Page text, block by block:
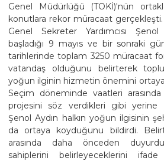
Genel Müdürlüğü (TOKİ)'nün
konutlara rekor müracaat
Genel Sekreter Yardımcısı Şenol
başladığı 9 mayıs ve bir sonraki
tarihlerinde toplam 3250 müracaat
vatandaş olduğunu belirterek
yoğun ilginin hizmetin önemini
Seçim döneminde vaatleri
projesini söz verdikleri gibi yerine
Şenol Aydın halkın yoğun ilgisinin
da ortaya koyduğunu bildirdi.
arasında daha önceden
sahiplerini belirleyeceklerini